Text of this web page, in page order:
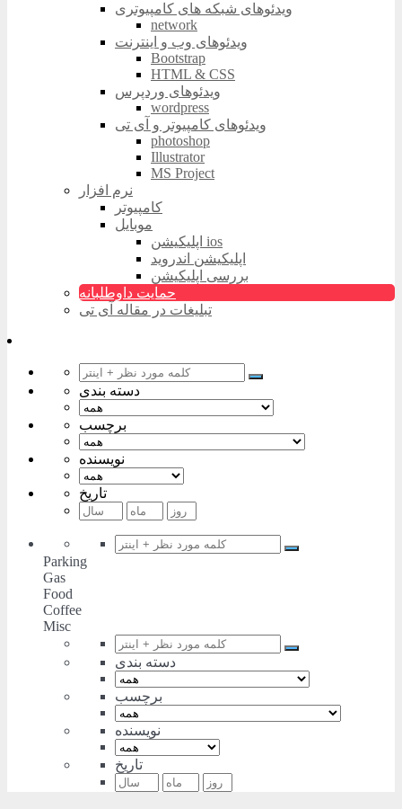
ویدئوهای شبکه های کامپیوتری
network
ویدئوهای وب و اینترنت
Bootstrap
HTML & CSS
ویدئوهای وردپرس
wordpress
ویدئوهای کامپیوتر و آی تی
photoshop
Illustrator
MS Project
نرم افزار
کامپیوتر
موبایل
اپلیکیشن ios
اپلیکیشن اندروید
بررسی اپلیکیشن
حمایت داوطلبانه
تبلیغات در مقاله آی تی
دسته بندی
برچسب
نویسنده
تاریخ
Parking
Gas
Food
Coffee
Misc
دسته بندی
برچسب
نویسنده
تاریخ